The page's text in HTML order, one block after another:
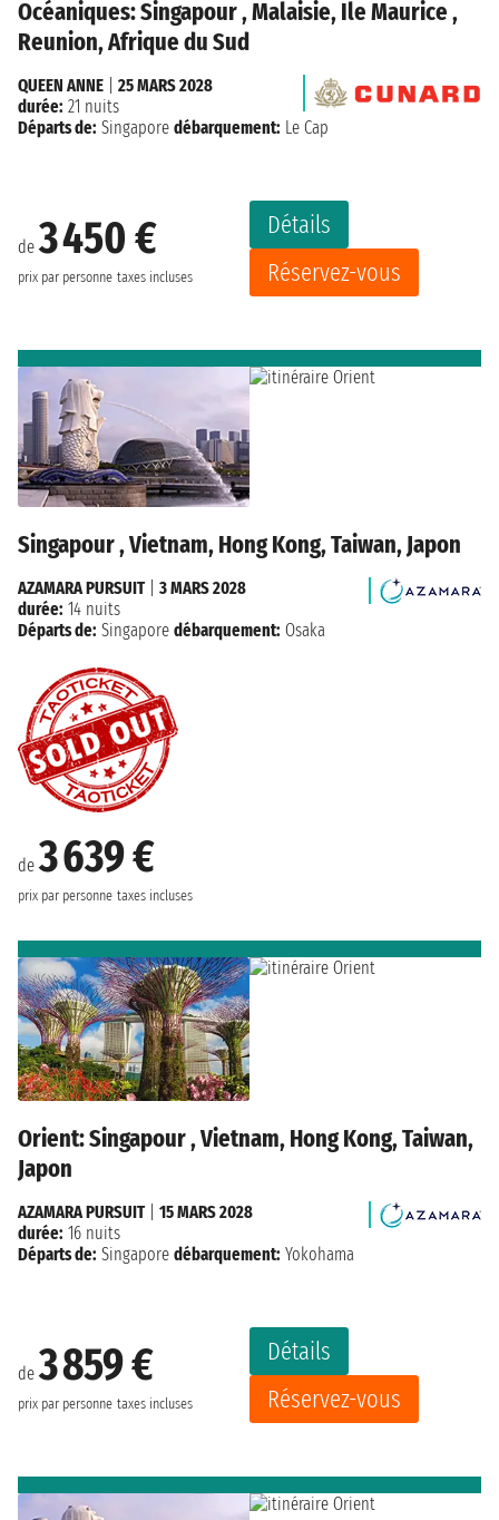
Océaniques: Singapour , Malaisie, Ile Maurice ,
Reunion, Afrique du Sud
de3 450 €
prix par personne taxes incluses
Détails
Réservez-vous
QUEEN ANNE
25 MARS 2028
durée: 21 nuits
Départs de: Singapore débarquement: Le Cap
Singapour , Vietnam, Hong Kong, Taiwan, Japon
de3 639 €
prix par personne taxes incluses
AZAMARA PURSUIT| 3 MARS 2028
durée: 14 nuits
Départs de: Singapore débarquement: Osaka
Orient: Singapour , Vietnam, Hong Kong, Taiwan,
Japon
de3 859 €
prix par personne taxes incluses
Détails
Réservez-vous
AZAMARA PURSUIT| 15 MARS 2028
durée: 16 nuits
Départs de: Singapore débarquement: Yokohama